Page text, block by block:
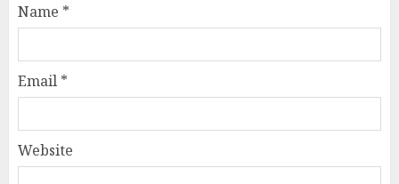
Name *
Email *
Website